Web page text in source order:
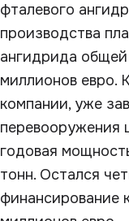
фталевого
производства
ангидрида
миллионов евро.
компании, уже
перевооружения
годовая
тонн. Остался
финансирование